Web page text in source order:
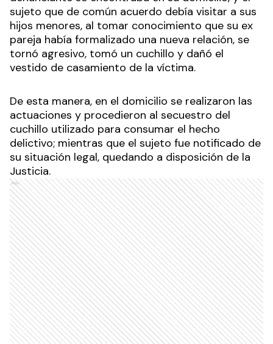
sujeto que de común acuerdo debía visitar a sus
hijos menores, al tomar conocimiento que su ex
pareja había formalizado una nueva relación, se
tornó agresivo, tomó un cuchillo y dañó el
vestido de casamiento de la víctima.
De esta manera, en el domicilio se realizaron las
actuaciones y procedieron al secuestro del
cuchillo utilizado para consumar el hecho
delictivo; mientras que el sujeto fue notificado de
su situación legal, quedando a disposición de la
Justicia.
Ads